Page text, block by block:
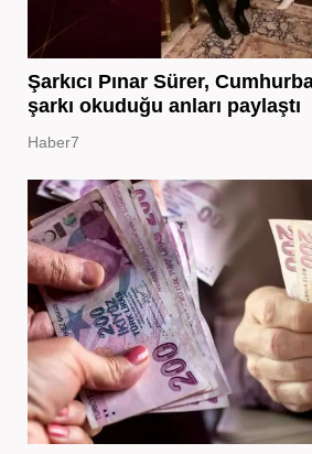
Şarkıcı Pınar Sürer,
şarkı okuduğu anları paylaştı
Haber7